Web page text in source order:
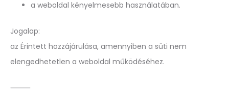
a weboldal kényelmesebb használatában.
Jogalap:
az Érintett hozzájárulása, amennyiben a süti nem
elengedhetetlen a weboldal működéséhez.
⸻